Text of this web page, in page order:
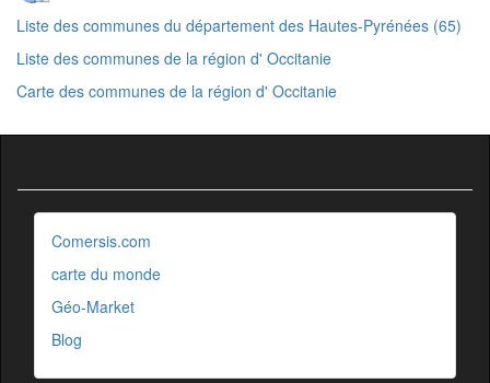
Liste des communes du département des Hautes-Pyrénées (65)
Liste des communes de la région d' Occitanie
Carte des communes de la région d' Occitanie
Comersis.com
carte du monde
Géo-Market
Blog